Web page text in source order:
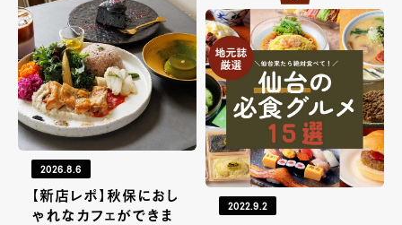
2026.8.6
【新店レポ】秋保におし
ゃれなカフェができま
2022.9.2